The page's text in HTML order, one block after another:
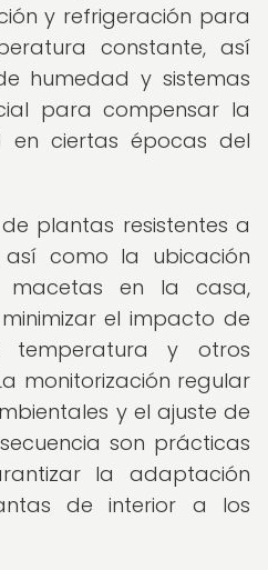
y refrigeración para
constante, así
humedad y sistemas
para compensar la
ciertas épocas del
plantas resistentes a
así como la ubicación
en la casa,
el impacto de
temperatura y otros
monitorización regular
y el ajuste de
son prácticas
la adaptación
de interior a los